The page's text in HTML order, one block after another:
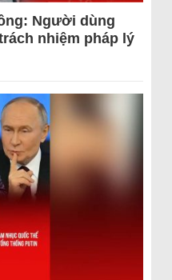
Người dùng
nhiệm pháp lý